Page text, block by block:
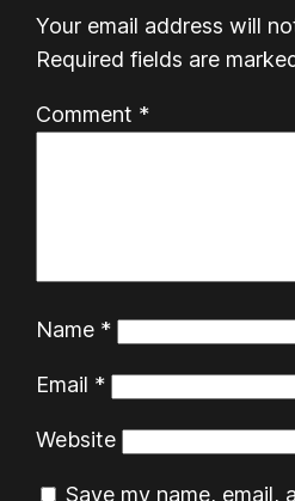
Your email address will
Required fields are
Comment *
Name *
Email *
Website
Save my name, email,